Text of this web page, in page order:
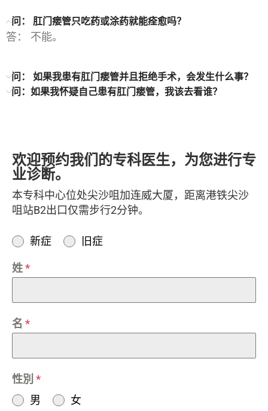
问： 肛门瘘管只吃药或涂药就能痊愈吗？
答： 不能。
问： 如果我患有肛门瘘管并且拒绝手术，会发生什么事？
问：如果我怀疑自己患有肛门瘘管，我该去看谁？
欢迎预约我们的专科医生，为您进行专
业诊断。
本专科中心位处尖沙咀加连威大厦，距离港铁尖沙
咀站B2出口仅需步行2分钟。
新症 旧症
姓*
名 *
性別 *
男
女